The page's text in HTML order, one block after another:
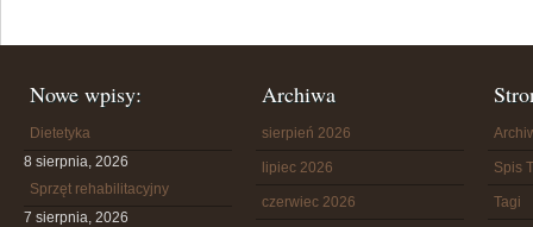
Nowe wpisy:
Dietetyka
8 sierpnia, 2026
Sprzęt rehabilitacyjny
7 sierpnia, 2026
Archiwa
sierpień 2026
lipiec 2026
czerwiec 2026
Spis
Tagi